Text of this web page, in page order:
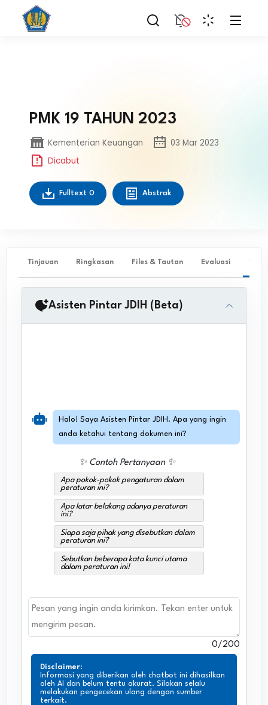
PMK 19 TAHUN 2023
Kementerian Keuangan
03 Mar 2023
Dicabut
Fulltext 0 Abstrak
Tinjauan Ringkasan Files & Tautan Evaluasi ✨
Asisten Pintar JDIH (Beta)
✨ Contoh Pertanyaan ✨
Apa pokok-pokok pengaturan dalam
peraturan ini?
Apa latar belakang adanya peraturan
ini?
Siapa saja pihak yang disebutkan dalam
peraturan ini?
Sebutkan beberapa kata kunci utama
dalam peraturan ini!
Halo! Saya Asisten Pintar JDIH. Apa yang ingin
anda ketahui tentang dokumen ini?
0/200
Disclaimer:
Informasi yang diberikan oleh chatbot ini dihasilkan
oleh AI dan belum tentu akurat. Silakan selalu
melakukan pengecekan ulang dengan sumber
terkait.